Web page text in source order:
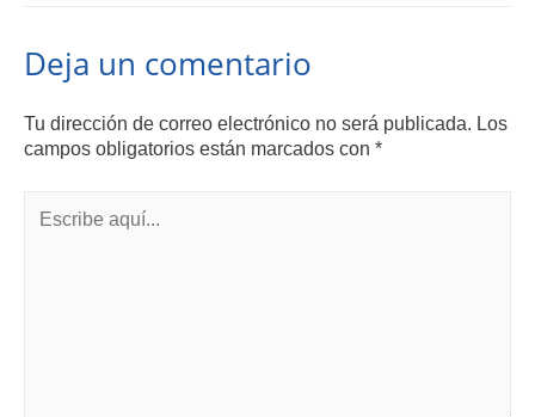
Deja un comentario
Tu dirección de correo electrónico no será publicada. Los
campos obligatorios están marcados con *